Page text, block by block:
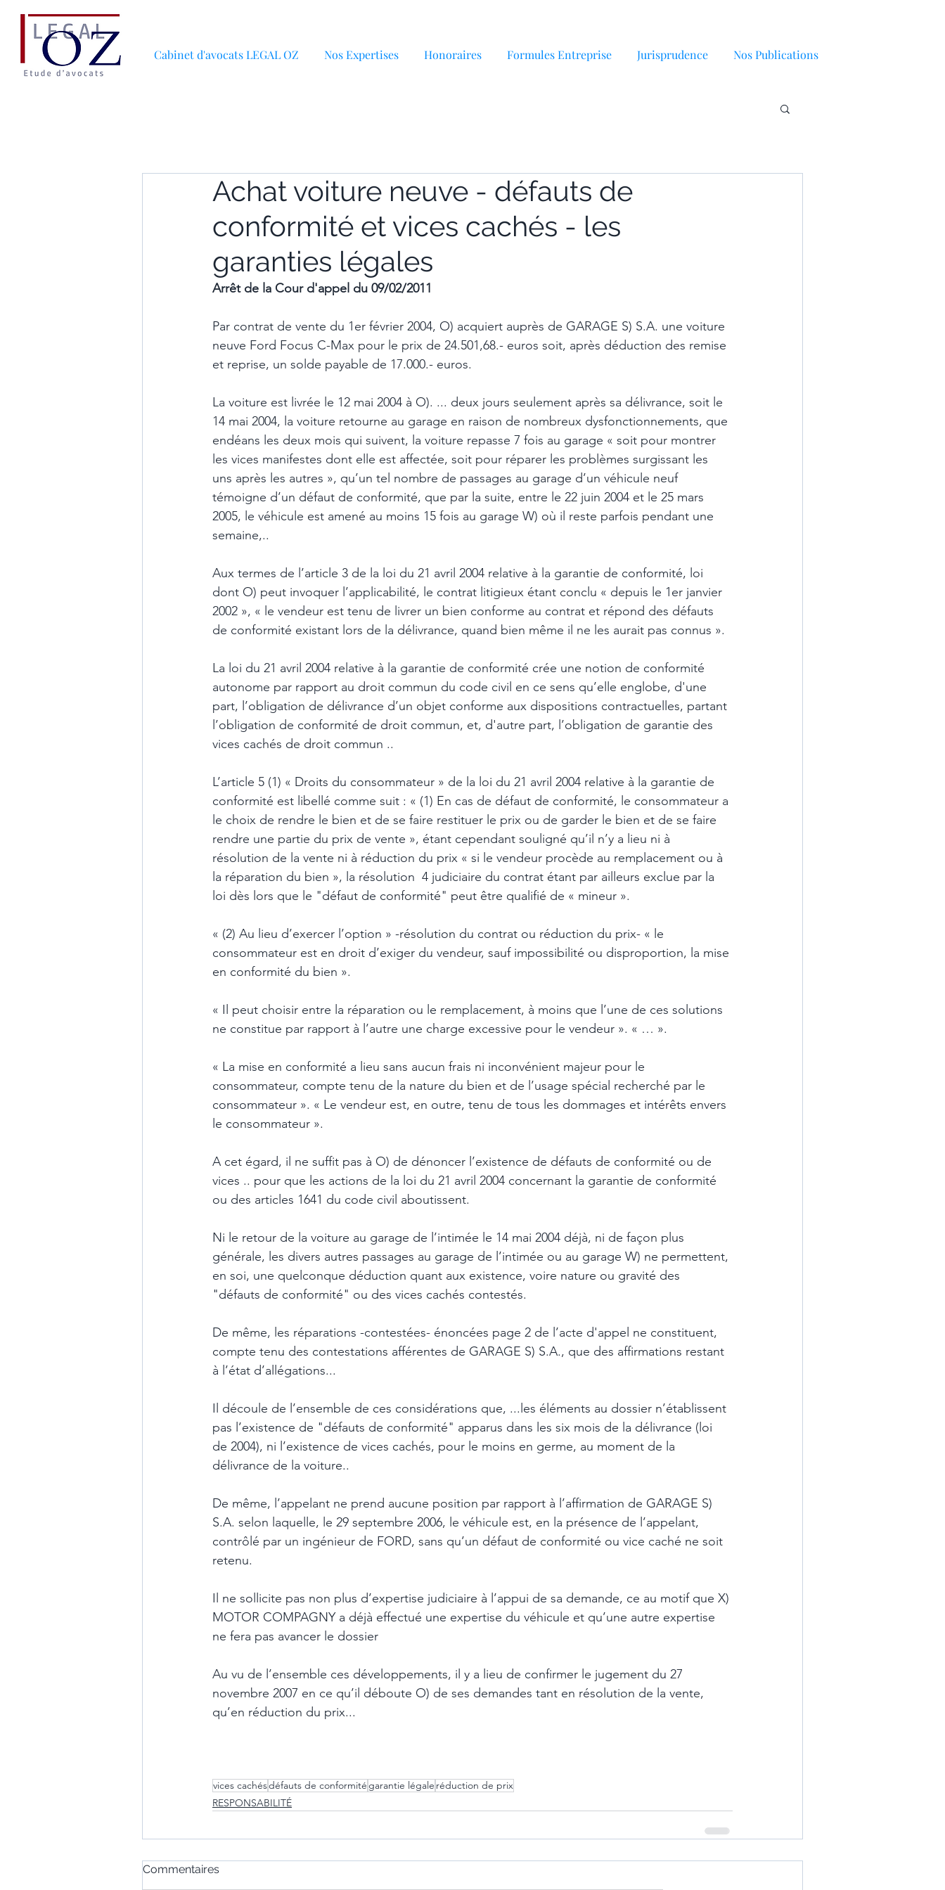
Cabinet d'avocats LEGAL OZ Nos Expertises Honoraires Formules Entreprise Jurisprudence Nos Publications
Achat voiture neuve - défauts de
conformité et vices cachés - les
garanties légales
Arrêt de la Cour d'appel du 09/02/2011
Par contrat de vente du 1er février 2004, O) acquiert auprès de GARAGE S) S.A. une voiture
neuve Ford Focus C-Max pour le prix de 24.501,68.- euros soit, après déduction des remise
et reprise, un solde payable de 17.000.- euros.
La voiture est livrée le 12 mai 2004 à O). ... deux jours seulement après sa délivrance, soit le
14 mai 2004, la voiture retourne au garage en raison de nombreux dysfonctionnements, que
endéans les deux mois qui suivent, la voiture repasse 7 fois au garage « soit pour montrer
les vices manifestes dont elle est affectée, soit pour réparer les problèmes surgissant les
uns après les autres », qu’un tel nombre de passages au garage d’un véhicule neuf
témoigne d’un défaut de conformité, que par la suite, entre le 22 juin 2004 et le 25 mars
2005, le véhicule est amené au moins 15 fois au garage W) où il reste parfois pendant une
semaine,..
Aux termes de l’article 3 de la loi du 21 avril 2004 relative à la garantie de conformité, loi
dont O) peut invoquer l’applicabilité, le contrat litigieux étant conclu « depuis le 1er janvier
2002 », « le vendeur est tenu de livrer un bien conforme au contrat et répond des défauts
de conformité existant lors de la délivrance, quand bien même il ne les aurait pas connus ».
La loi du 21 avril 2004 relative à la garantie de conformité crée une notion de conformité
autonome par rapport au droit commun du code civil en ce sens qu’elle englobe, d'une
part, l’obligation de délivrance d’un objet conforme aux dispositions contractuelles, partant
l’obligation de conformité de droit commun, et, d'autre part, l’obligation de garantie des
vices cachés de droit commun ..
L’article 5 (1) « Droits du consommateur » de la loi du 21 avril 2004 relative à la garantie de
conformité est libellé comme suit : « (1) En cas de défaut de conformité, le consommateur a
le choix de rendre le bien et de se faire restituer le prix ou de garder le bien et de se faire
rendre une partie du prix de vente », étant cependant souligné qu’il n’y a lieu ni à
résolution de la vente ni à réduction du prix « si le vendeur procède au remplacement ou à
la réparation du bien », la résolution  4 judiciaire du contrat étant par ailleurs exclue par la
loi dès lors que le "défaut de conformité" peut être qualifié de « mineur ».
« (2) Au lieu d’exercer l’option » -résolution du contrat ou réduction du prix- « le
consommateur est en droit d’exiger du vendeur, sauf impossibilité ou disproportion, la mise
en conformité du bien ».
« Il peut choisir entre la réparation ou le remplacement, à moins que l’une de ces solutions
ne constitue par rapport à l’autre une charge excessive pour le vendeur ». « … ».
« La mise en conformité a lieu sans aucun frais ni inconvénient majeur pour le
consommateur, compte tenu de la nature du bien et de l’usage spécial recherché par le
consommateur ». « Le vendeur est, en outre, tenu de tous les dommages et intérêts envers
le consommateur ».
A cet égard, il ne suffit pas à O) de dénoncer l’existence de défauts de conformité ou de
vices .. pour que les actions de la loi du 21 avril 2004 concernant la garantie de conformité
ou des articles 1641 du code civil aboutissent.
Ni le retour de la voiture au garage de l’intimée le 14 mai 2004 déjà, ni de façon plus
générale, les divers autres passages au garage de l’intimée ou au garage W) ne permettent,
en soi, une quelconque déduction quant aux existence, voire nature ou gravité des
"défauts de conformité" ou des vices cachés contestés.
De même, les réparations -contestées- énoncées page 2 de l’acte d'appel ne constituent,
compte tenu des contestations afférentes de GARAGE S) S.A., que des affirmations restant
à l’état d’allégations...
Il découle de l’ensemble de ces considérations que, ...les éléments au dossier n’établissent
pas l’existence de "défauts de conformité" apparus dans les six mois de la délivrance (loi
de 2004), ni l’existence de vices cachés, pour le moins en germe, au moment de la
délivrance de la voiture..
De même, l’appelant ne prend aucune position par rapport à l’affirmation de GARAGE S)
S.A. selon laquelle, le 29 septembre 2006, le véhicule est, en la présence de l’appelant,
contrôlé par un ingénieur de FORD, sans qu’un défaut de conformité ou vice caché ne soit
retenu.
Il ne sollicite pas non plus d’expertise judiciaire à l’appui de sa demande, ce au motif que X)
MOTOR COMPAGNY a déjà effectué une expertise du véhicule et qu’une autre expertise
ne fera pas avancer le dossier
Au vu de l’ensemble ces développements, il y a lieu de confirmer le jugement du 27
novembre 2007 en ce qu’il déboute O) de ses demandes tant en résolution de la vente,
qu’en réduction du prix...
vices cachésdéfauts de conformité garantie légale réduction de prix
RESPONSABILITÉ
Commentaires